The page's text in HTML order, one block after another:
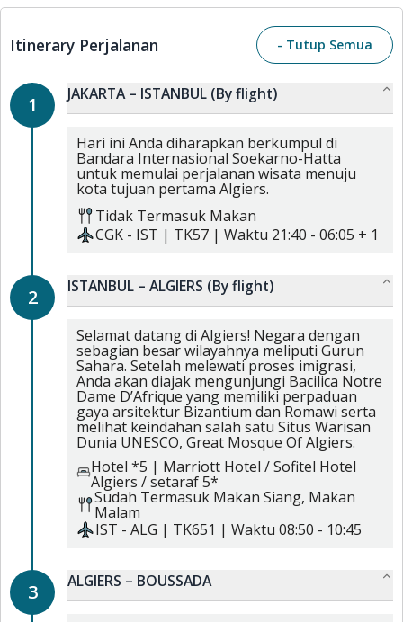
Itinerary Perjalanan - Tutup Semua
1 JAKARTA – ISTANBUL (By flight)
Hari ini Anda diharapkan berkumpul di
Bandara Internasional Soekarno-Hatta
untuk memulai perjalanan wisata menuju
kota tujuan pertama Algiers.
Tidak Termasuk Makan
CGK - IST | TK57 | Waktu 21:40 - 06:05 + 1
2 ISTANBUL – ALGIERS (By flight)
Selamat datang di Algiers! Negara dengan
sebagian besar wilayahnya meliputi Gurun
Sahara. Setelah melewati proses imigrasi,
Anda akan diajak mengunjungi Bacilica Notre
Dame D’Afrique yang memiliki perpaduan
gaya arsitektur Bizantium dan Romawi serta
melihat keindahan salah satu Situs Warisan
Dunia UNESCO, Great Mosque Of Algiers.
Hotel *5 | Marriott Hotel / Sofitel Hotel
Algiers / setaraf 5*
Sudah Termasuk Makan Siang, Makan
Malam
IST - ALG | TK651 | Waktu 08:50 - 10:45
3 ALGIERS – BOUSSADA